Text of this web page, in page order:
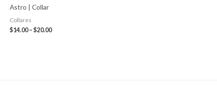
Astro | Collar
Collares
$14.00 – $20.00